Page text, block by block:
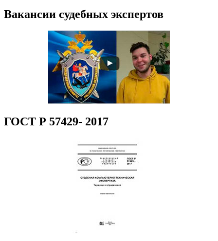
Вакансии судебных экспертов
ГОСТ Р 57429- 2017